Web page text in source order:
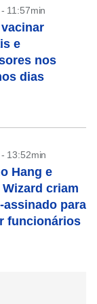
11:57min
e
nos
dias
13:52min
Hang e
criam
assinado para
funcionários